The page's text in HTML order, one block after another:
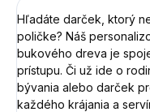
Hľadáte darček, ktorý
poličke? Náš
bukového dreva je
prístupu. Či už ide o
bývania alebo darček
každého krájania a